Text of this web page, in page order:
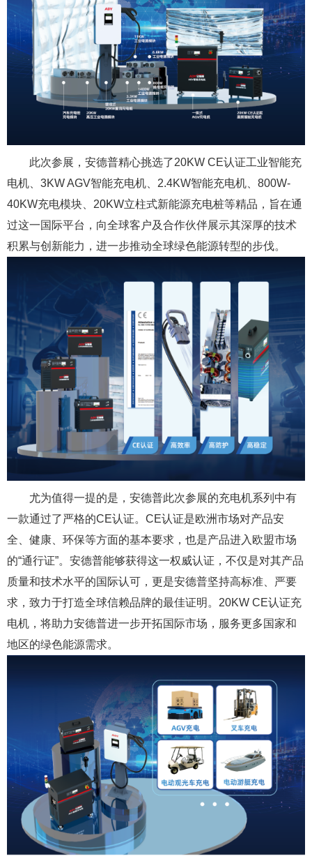
此次参展，安德普精心挑选了20KW CE认证工业智能充
电机、3KW AGV智能充电机、2.4KW智能充电机、800W-
40KW充电模块、20KW立柱式新能源充电桩等精品，旨在通
过这一国际平台，向全球客户及合作伙伴展示其深厚的技术
积累与创新能力，进一步推动全球绿色能源转型的步伐。
尤为值得一提的是，安德普此次参展的充电机系列中有
一款通过了严格的CE认证。CE认证是欧洲市场对产品安
全、健康、环保等方面的基本要求，也是产品进入欧盟市场
的“通行证”。安德普能够获得这一权威认证，不仅是对其产品
质量和技术水平的国际认可，更是安德普坚持高标准、严要
求，致力于打造全球信赖品牌的最佳证明。20KW CE认证充
电机，将助力安德普进一步开拓国际市场，服务更多国家和
地区的绿色能源需求。